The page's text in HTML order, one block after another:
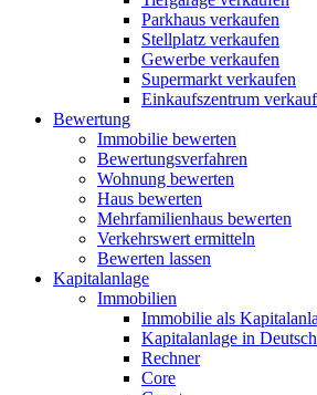
Parkhaus verkaufen
Stellplatz verkaufen
Gewerbe verkaufen
Supermarkt verkaufen
Einkaufszentrum
Bewertung
Immobilie bewerten
Bewertungsverfahren
Wohnung bewerten
Haus bewerten
Mehrfamilienhaus bewerten
Verkehrswert ermitteln
Bewerten lassen
Kapitalanlage
Immobilien
Immobilie als
Kapitalanlage in
Rechner
Core